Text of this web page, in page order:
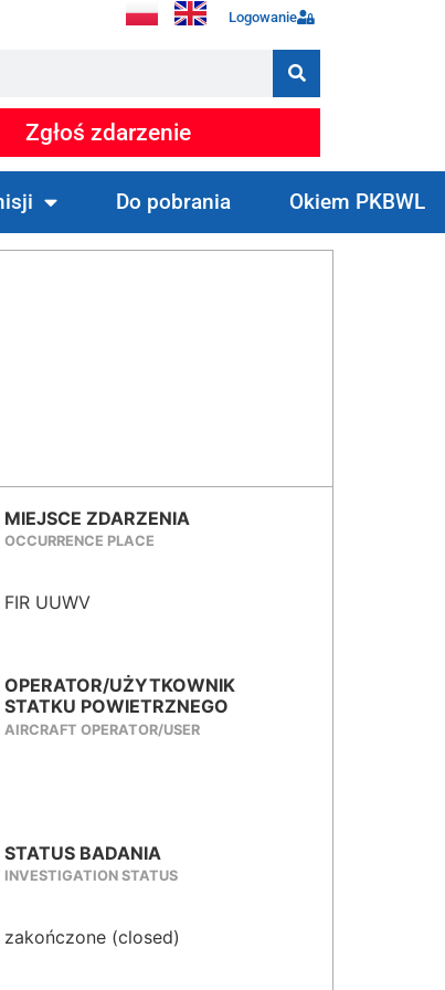
Logowanie
Zgłoś zdarzenie
Do pobrania Okiem PKBWL
MIEJSCE ZDARZENIA
OCCURRENCE PLACE
FIR UUWV
OPERATOR/UŻYTKOWNIK
STATKU POWIETRZNEGO
AIRCRAFT OPERATOR/USER
STATUS BADANIA
INVESTIGATION STATUS
zakończone (closed)